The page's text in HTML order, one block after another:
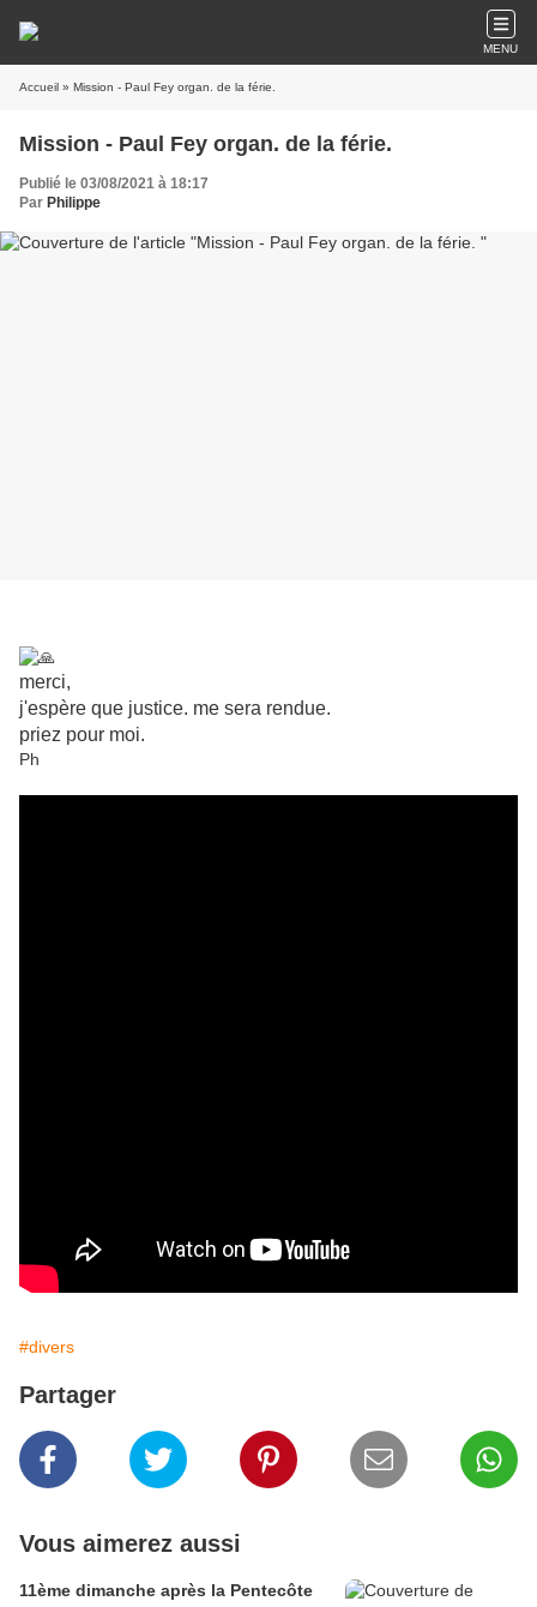
MENU
Accueil » Mission - Paul Fey organ. de la férie.
Mission - Paul Fey organ. de la férie.
Publié le 03/08/2021 à 18:17
Par Philippe
merci,
j'espère que justice. me sera rendue.
priez pour moi.
Ph
#divers
Partager
Vous aimerez aussi
11ème dimanche après la Pentecôte